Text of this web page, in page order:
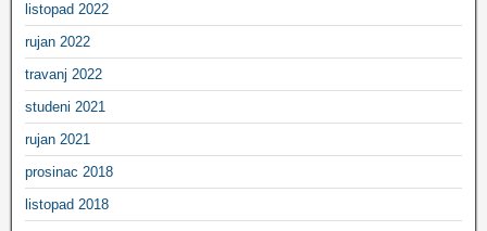
listopad 2022
rujan 2022
travanj 2022
studeni 2021
rujan 2021
prosinac 2018
listopad 2018